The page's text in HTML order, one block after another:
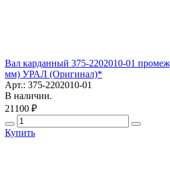
Вал карданный 375-2202010-01
мм) УРАЛ (Оригинал)*
Арт.: 375-2202010-01
В наличии.
21100 ₽
Купить